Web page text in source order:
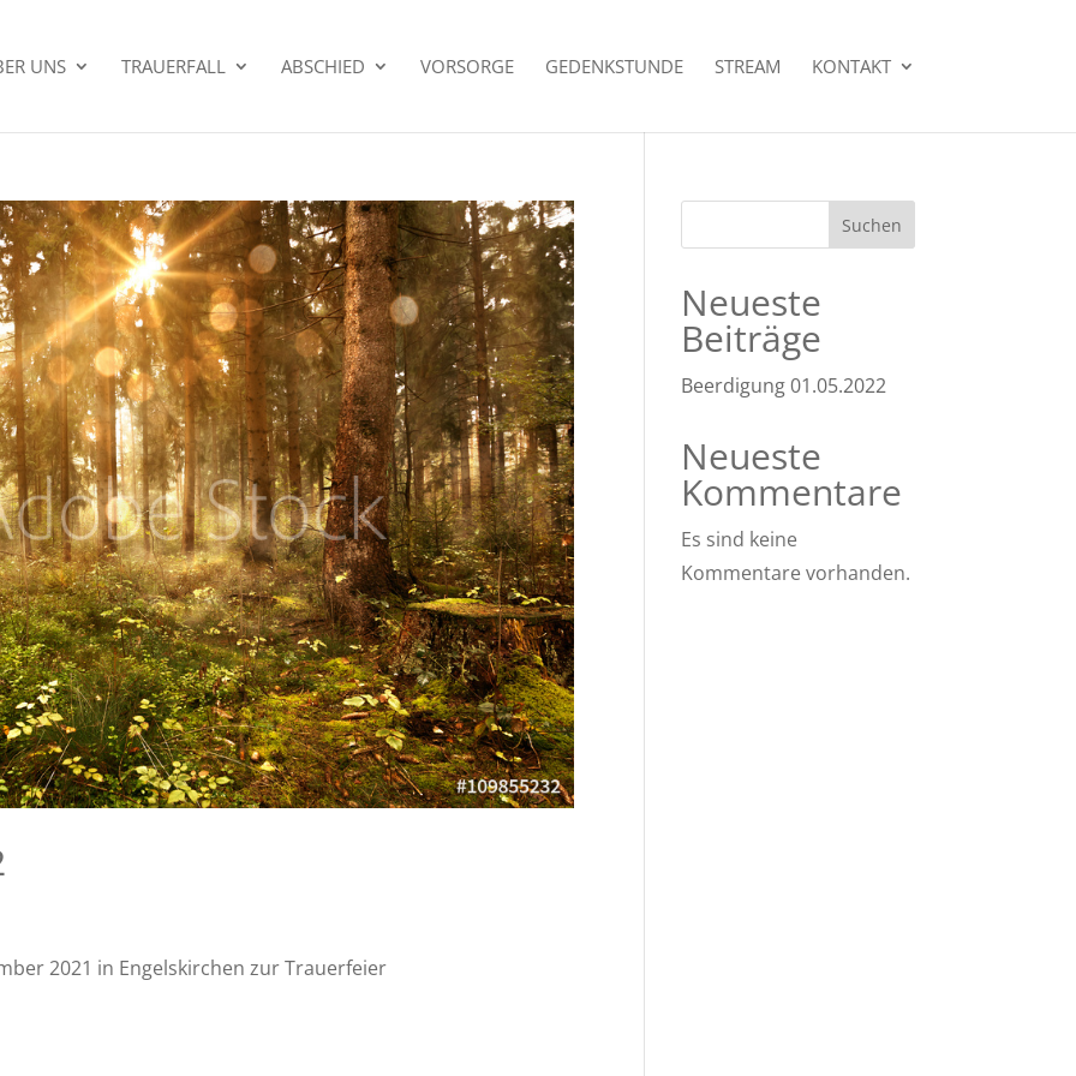
UNS TRAUERFALL ABSCHIED VORSORGE GEDENKSTUNDE STREAM KONTAKT
2021 in Engelskirchen zur Trauerfeier
Suchen
Neueste
Beiträge
Beerdigung 01.05.2022
Neueste
Kommentare
Es sind keine
Kommentare vorhanden.